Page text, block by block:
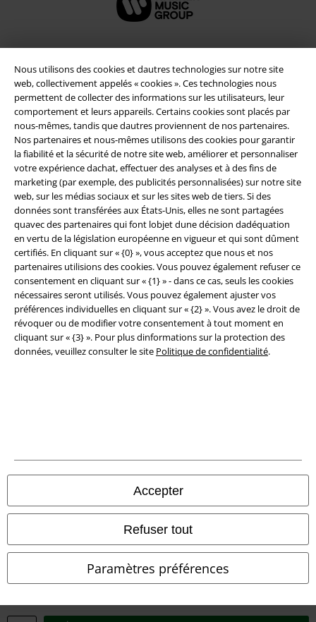
Nous utilisons des cookies et dautres technologies sur notre site
web, collectivement appelés « cookies ». Ces technologies nous
permettent de collecter des informations sur les utilisateurs, leur
comportement et leurs appareils. Certains cookies sont placés par
nous-mêmes, tandis que dautres proviennent de nos partenaires.
Nos partenaires et nous-mêmes utilisons des cookies pour garantir
la fiabilité et la sécurité de notre site web, améliorer et personnaliser
votre expérience dachat, effectuer des analyses et à des fins de
marketing (par exemple, des publicités personnalisées) sur notre site
web, sur les médias sociaux et sur les sites web de tiers. Si des
données sont transférées aux États-Unis, elles ne sont partagées
quavec des partenaires qui font lobjet dune décision dadéquation
en vertu de la législation européenne en vigueur et qui sont dûment
certifiés. En cliquant sur « {0} », vous acceptez que nous et nos
partenaires utilisions des cookies. Vous pouvez également refuser ce
consentement en cliquant sur « {1} » - dans ce cas, seuls les cookies
nécessaires seront utilisés. Vous pouvez également ajuster vos
préférences individuelles en cliquant sur « {2} ». Vous avez le droit de
révoquer ou de modifier votre consentement à tout moment en
cliquant sur « {3} ». Pour plus dinformations sur la protection des
données, veuillez consulter le site Politique de confidentialité.
Accepter
Refuser tout
Paramètres préférences
Sécurité
Légal
Conditions générales
Éditeur
Informations sur l'accessibilité
Tous nos prix sont T.T.C. Cependant, ils ne comprennent pasles frais
© 1986-2026 Large Popmerchandising BV